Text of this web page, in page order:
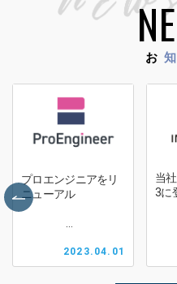
お 知
プロエンジニアをリ
ニューアル
2023.04.01
当
3に
CONTACT お問い合わせ